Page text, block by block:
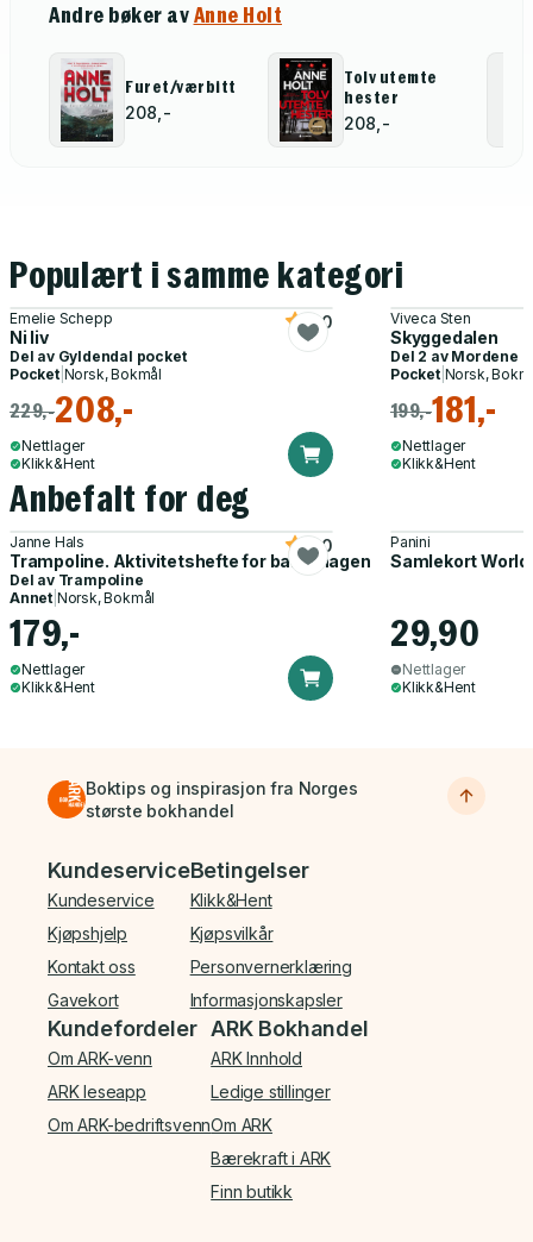
Andre bøker avAnne Holt
Furet/værbitt
208,-
Tolv utemte
hester
208,-
Populært i samme kategori
Emelie Schepp
Ni liv
5.0
Del av Gyldendal pocket
Pocket| Norsk, Bokmål
229,-208,-
Nettlager
Klikk&Hent
Viveca Sten
Skyggedalen
Del 2 av Mordene i
Pocket| Norsk,
199,-181,-
Nettlager
Klikk&Hent
Anbefalt for deg
Janne Hals
Trampoline. Aktivitetshefte for barnehagen
5.0
Del av Trampoline
Annet Norsk, Bokmål
179,-
Nettlager
Klikk&Hent
Panini
Samlekort
29,90
Nettlager
Klikk&Hent
Boktips og inspirasjon fra Norges
største bokhandel
Bunnmeny
Kundeservice
Kundeservice
Kjøpshjelp
Kontakt oss
Gavekort
Betingelser
Klikk&Hent
Kjøpsvilkår
Personvernerklæring
Informasjonskapsler
Kundefordeler
Om ARK-venn
ARK leseapp
Om ARK-bedriftsvenn
ARK Bokhandel
ARK Innhold
Ledige stillinger
Om ARK
Bærekraft i ARK
Finn butikk